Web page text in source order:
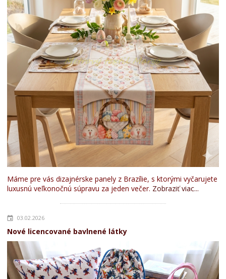
Máme pre vás dizajnérske panely z Brazílie, s ktorými vyčarujete
luxusnú veľkonočnú súpravu za jeden večer. Zobraziť viac...
03.02.2026
Nové licencované bavlnené látky